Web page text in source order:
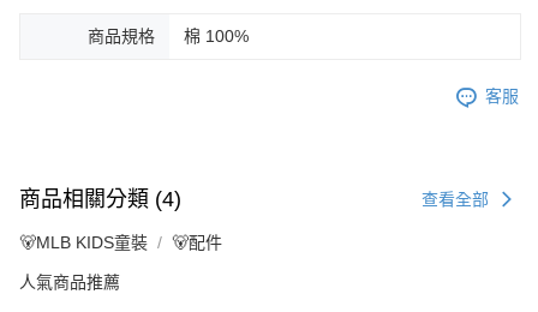
商品規格 棉 100%
客服
商品相關分類 (4) 查看全部
🐻MLB KIDS童裝 🐻配件
人氣商品推薦